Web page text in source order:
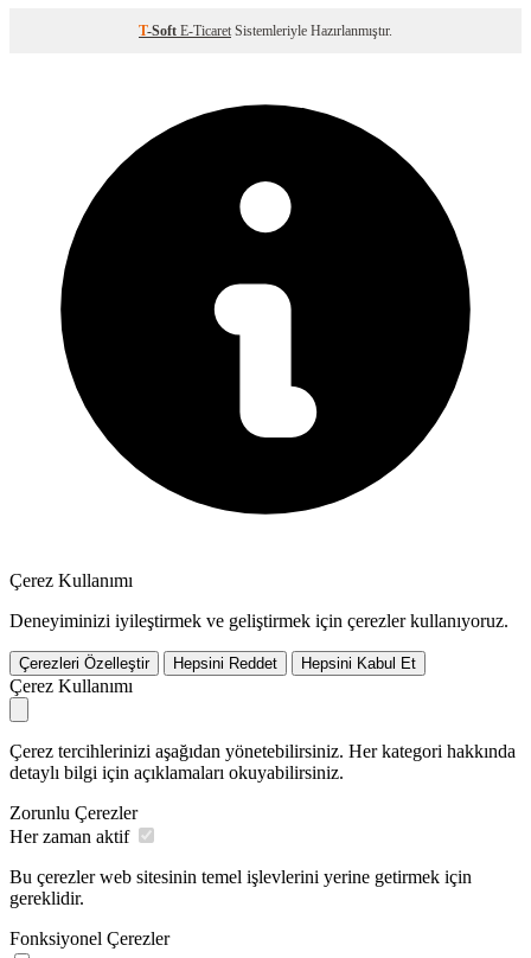
T-Soft E-Ticaret Sistemleriyle Hazırlanmıştır.
Çerez Kullanımı
Deneyiminizi iyileştirmek ve geliştirmek için çerezler kullanıyoruz.
Çerezleri Özelleştir Hepsini Reddet Hepsini Kabul Et
Çerez Kullanımı
Çerez tercihlerinizi aşağıdan yönetebilirsiniz. Her kategori hakkında
detaylı bilgi için açıklamaları okuyabilirsiniz.
Zorunlu Çerezler
Her zaman aktif
Bu çerezler web sitesinin temel işlevlerini yerine getirmek için
gereklidir.
Fonksiyonel Çerezler